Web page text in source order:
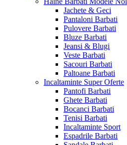
Jachete & Geci
Pantaloni Barbati
Pulovere Barbati
Bluze Barbati
Jeansi & Blugi
Veste Barbati
Sacouri Barbati
Paltoane Barbati
Incaltaminte Super Oferte
Pantofi Barbati
Ghete Barbati
Bocanci Barbati
Tenisi Barbati
Incaltaminte Sport
Espadrile Barbati